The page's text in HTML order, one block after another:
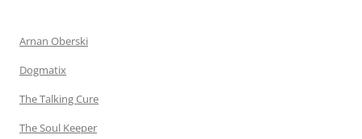
Arnan Oberski
Dogmatix
The Talking Cure
The Soul Keeper